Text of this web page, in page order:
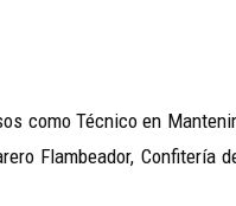
como Técnico en
Flambeador, Confitería